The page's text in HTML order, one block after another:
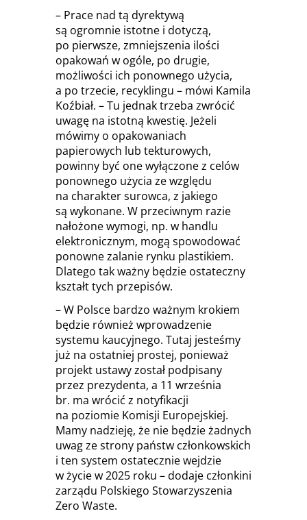
– Prace nad tą dyrektywą
są ogromnie istotne i dotyczą,
po pierwsze, zmniejszenia ilości
opakowań w ogóle, po drugie,
możliwości ich ponownego użycia,
a po trzecie, recyklingu – mówi Kamila
Koźbiał. – Tu jednak trzeba zwrócić
uwagę na istotną kwestię. Jeżeli
mówimy o opakowaniach
papierowych lub tekturowych,
powinny być one wyłączone z celów
ponownego użycia ze względu
na charakter surowca, z jakiego
są wykonane. W przeciwnym razie
nałożone wymogi, np. w handlu
elektronicznym, mogą spowodować
ponowne zalanie rynku plastikiem.
Dlatego tak ważny będzie ostateczny
kształt tych przepisów.
– W Polsce bardzo ważnym krokiem
będzie również wprowadzenie
systemu kaucyjnego. Tutaj jesteśmy
już na ostatniej prostej, ponieważ
projekt ustawy został podpisany
przez prezydenta, a 11 września
br. ma wrócić z notyfikacji
na poziomie Komisji Europejskiej.
Mamy nadzieję, że nie będzie żadnych
uwag ze strony państw członkowskich
i ten system ostatecznie wejdzie
w życie w 2025 roku – dodaje członkini
zarządu Polskiego Stowarzyszenia
Zero Waste.